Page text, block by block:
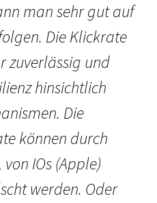
man sehr gut auf
Die Klickrate
zuverlässig und
hinsichtlich
Die
können durch
IOs (Apple)
werden. Oder